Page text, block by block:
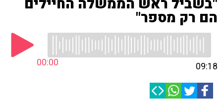
הם רק מספר"
00:00 09:18